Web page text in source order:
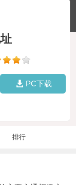
PC下载
排行